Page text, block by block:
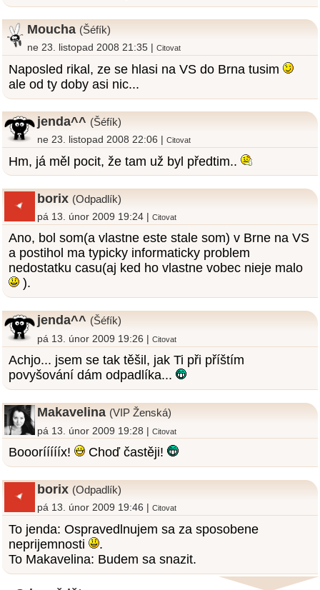
Moucha (Šéfík)
ne 23. listopad 2008 21:35 | Citovat
Naposled rikal, ze se hlasi na VS do Brna tusim
ale od ty doby asi nic...
jenda^^ (Šéfík)
ne 23. listopad 2008 22:06 |Citovat
Hm, já měl pocit, že tam už byl předtim..
borix (Odpadlík)
pá 13. únor 2009 19:24 |Citovat
Ano, bol som(a vlastne este stale som) v Brne na VS
a postihol ma typicky informaticky problem
nedostatku casu(aj ked ho vlastne vobec nieje malo
).
jenda^^ (Šéfík)
pá 13. únor 2009 19:26 |Citovat
Achjo... jsem se tak těšil, jak Ti při příštím
povyšování dám odpadlíka...
Makavelina (VIP Ženská)
pá 13. únor 2009 19:28 |Citovat
Boooríííííx! Choď častěji!
borix (Odpadlík)
pá 13. únor 2009 19:46 |Citovat
To jenda: Ospravedlnujem sa za sposobene
neprijemnosti
.
To Makavelina: Budem sa snazit.